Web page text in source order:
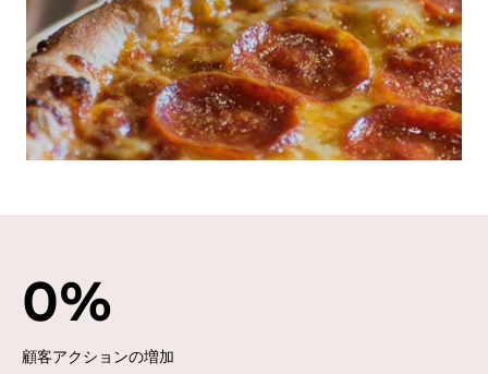
0%
顧客アクションの増加